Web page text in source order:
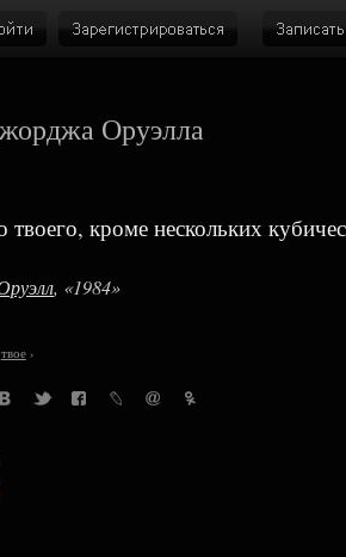
Оруэлла
твоего, кроме нескольких
, «1984»
твое›